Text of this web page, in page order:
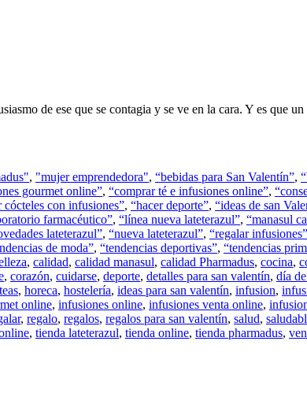
de ese que se contagia y se ve en la cara. Y es que
, "mujer emprendedora", “bebidas para San Valentín”,
gourmet online”, “comprar té e infusiones online”,
cócteles con infusiones”, “hacer deporte”, “ideas de san
farmacéutico”, “línea nueva lateterazul”, “manasul
lateterazul”, “nueva lateterazul”, “regalar infusiones”
de moda”, “tendencias deportivas”, “tendencias
, calidad, calidad manasul, calidad Pharmadus, cocina,
, corazón, cuidarse, deporte, detalles para san valentín, día
, horeca, hostelería, ideas para san valentín, infusion,
online, infusiones online, infusiones venta online,
, regalo, regalos, regalos para san valentín, salud,
, tienda lateterazul, tienda online, tienda pharmadus,